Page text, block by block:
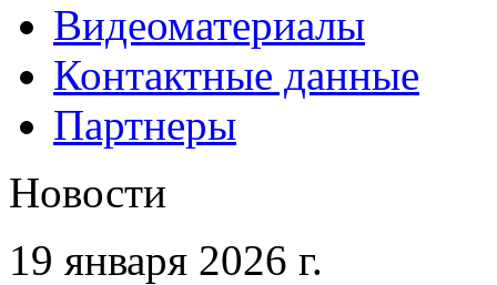
Видеоматериалы
Контактные данные
Партнеры
Новости
19 января 2026 г.